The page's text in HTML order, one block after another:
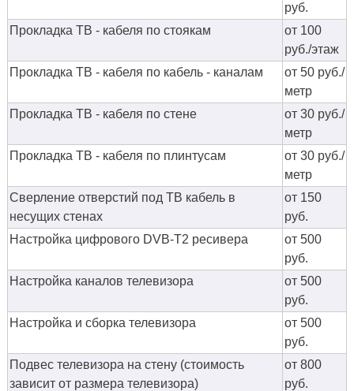
руб.
Прокладка ТВ - кабеля по стоякам
от 100
руб./этаж
Прокладка ТВ - кабеля по кабель - каналам
от 50 руб./
метр
Прокладка ТВ - кабеля по стене
от 30 руб./
метр
Прокладка ТВ - кабеля по плинтусам
от 30 руб./
метр
Сверление отверстий под ТВ кабель в
несущих стенах
от 150
руб.
Настройка цифрового DVB-T2 ресивера
от 500
руб.
Настройка каналов телевизора
от 500
руб.
Настройка и сборка телевизора
от 500
руб.
Подвес телевизора на стену (стоимость
зависит от размера телевизора)
от 800
руб.